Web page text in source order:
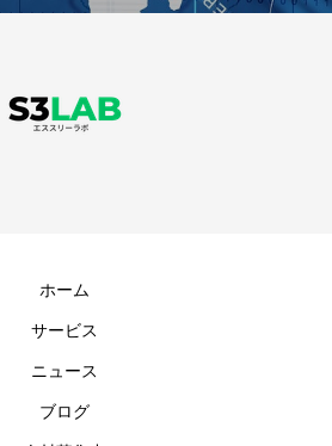
ホーム
サービス
ニュース
ブログ